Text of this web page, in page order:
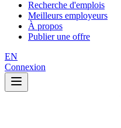
Recherche d'emplois
Meilleurs employeurs
À propos
Publier une offre
EN
Connexion